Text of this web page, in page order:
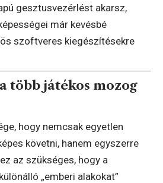
gesztusvezérlést akarsz,
már kevésbé
szoftveres kiegészítésekre
több játékos mozog
hogy nemcsak egyetlen
követni, hanem egyszerre
az szükséges, hogy a
„emberi alakokat”